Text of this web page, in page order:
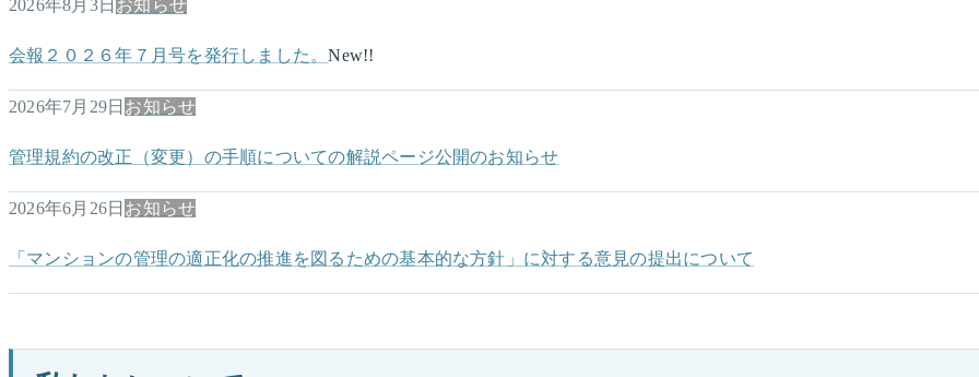
2026年8月3日 お知らせ
会報２０２６年７月号を発行しました。New!!
2026年7月29日 お知らせ
管理規約の改正（変更）の手順についての解説ページ公開のお知らせ
2026年6月26日 お知らせ
「マンションの管理の適正化の推進を図るための基本的な方針」に対する意見の提出について